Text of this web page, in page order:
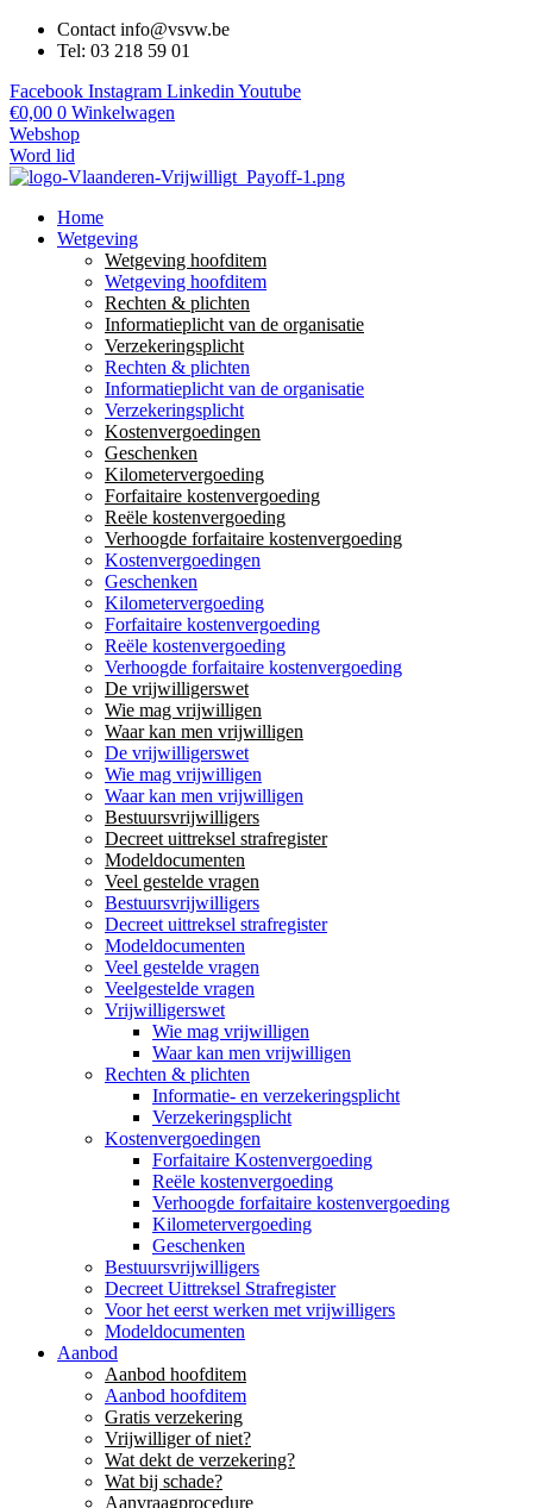
Contact info@vsvw.be
Tel: 03 218 59 01
Facebook Instagram Linkedin Youtube
€0,00 0 Winkelwagen
Webshop
Word lid
Home
Wetgeving
Wetgeving hoofditem
Wetgeving hoofditem
Rechten & plichten
Informatieplicht van de organisatie
Verzekeringsplicht
Rechten & plichten
Informatieplicht van de organisatie
Verzekeringsplicht
Kostenvergoedingen
Geschenken
Kilometervergoeding
Forfaitaire kostenvergoeding
Reële kostenvergoeding
Verhoogde forfaitaire kostenvergoeding
Kostenvergoedingen
Geschenken
Kilometervergoeding
Forfaitaire kostenvergoeding
Reële kostenvergoeding
Verhoogde forfaitaire kostenvergoeding
De vrijwilligerswet
Wie mag vrijwilligen
Waar kan men vrijwilligen
De vrijwilligerswet
Wie mag vrijwilligen
Waar kan men vrijwilligen
Bestuursvrijwilligers
Decreet uittreksel strafregister
Modeldocumenten
Veel gestelde vragen
Bestuursvrijwilligers
Decreet uittreksel strafregister
Modeldocumenten
Veel gestelde vragen
Veelgestelde vragen
Vrijwilligerswet
Wie mag vrijwilligen
Waar kan men vrijwilligen
Rechten & plichten
Informatie- en verzekeringsplicht
Verzekeringsplicht
Kostenvergoedingen
Forfaitaire Kostenvergoeding
Reële kostenvergoeding
Verhoogde forfaitaire kostenvergoeding
Kilometervergoeding
Geschenken
Bestuursvrijwilligers
Decreet Uittreksel Strafregister
Voor het eerst werken met vrijwilligers
Modeldocumenten
Aanbod
Aanbod hoofditem
Aanbod hoofditem
Gratis verzekering
Vrijwilliger of niet?
Wat dekt de verzekering?
Wat bij schade?
Aanvraagprocedure